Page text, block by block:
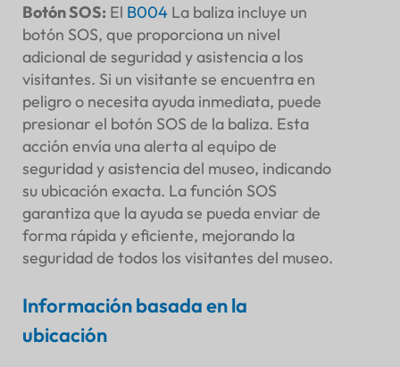
Botón SOS: El B004 La baliza incluye un
botón SOS, que proporciona un nivel
adicional de seguridad y asistencia a los
visitantes. Si un visitante se encuentra en
peligro o necesita ayuda inmediata, puede
presionar el botón SOS de la baliza. Esta
acción envía una alerta al equipo de
seguridad y asistencia del museo, indicando
su ubicación exacta. La función SOS
garantiza que la ayuda se pueda enviar de
forma rápida y eficiente, mejorando la
seguridad de todos los visitantes del museo.
Información basada en la
ubicación